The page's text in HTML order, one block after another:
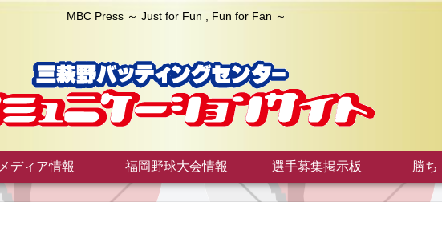
MBC Press ～ Just for Fun , Fun for Fan ～
メディア情報 福岡野球大会情報 選手募集掲示板 勝ち